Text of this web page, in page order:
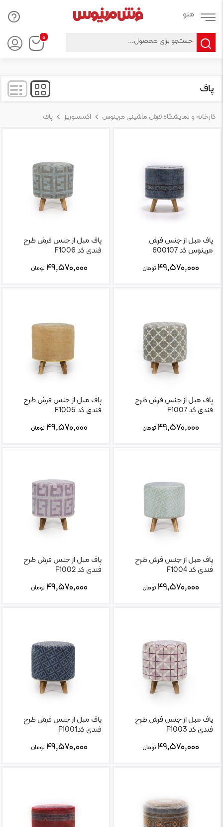
۰
Products
search
پاف
کارخانه و نمایشگاه فرش ماشینی مرینوس اکسسوریز پاف
پاف مبل از جنس فرش
مرینوس کد 600107
۴۹,۵۷۰,۰۰۰ تومان
پاف مبل از جنس فرش طرح
فندی کد F1006
۴۹,۵۷۰,۰۰۰ تومان
پاف مبل از جنس فرش طرح
فندی کد F1007
۴۹,۵۷۰,۰۰۰ تومان
پاف مبل از جنس فرش طرح
فندی کد F1005
۴۹,۵۷۰,۰۰۰ تومان
پاف مبل از جنس فرش طرح
فندی کد F1004
۴۹,۵۷۰,۰۰۰ تومان
پاف مبل از جنس فرش طرح
فندی کد F1002
۴۹,۵۷۰,۰۰۰ تومان
پاف مبل از جنس فرش طرح
فندی کد F1003
۴۹,۵۷۰,۰۰۰ تومان
پاف مبل از جنس فرش طرح
فندی کدF1001
۴۹,۵۷۰,۰۰۰ تومان